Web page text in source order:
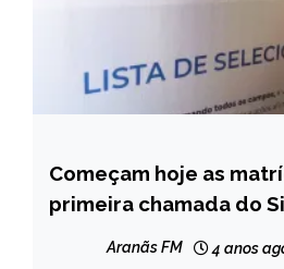
BRASIL
NOTÍCIAS
Começam hoje as
primeira chamada do
Aranãs FM 4 anos